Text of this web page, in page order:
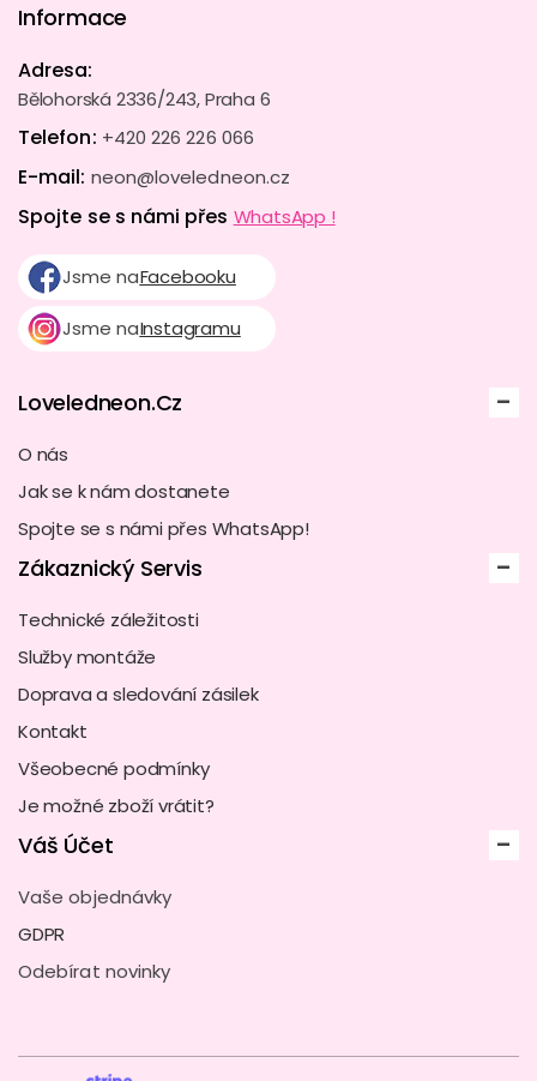
Loveledneon.Cz
O nás
Jak se k nám dostanete
Spojte se s námi přes WhatsApp!
Zákaznický Servis
Technické záležitosti
Služby montáže
Doprava a sledování zásilek
Kontakt
Všeobecné podmínky
Je možné zboží vrátit?
Váš Účet
Vaše objednávky
GDPR
Odebírat novinky
Informace
Adresa:
Bělohorská 2336/243, Praha 6
Telefon: +420 226 226 066
E-mail: neon@loveledneon.cz
Spojte se s námi přes WhatsApp !
Jsme naFacebooku
Jsme naInstagramu